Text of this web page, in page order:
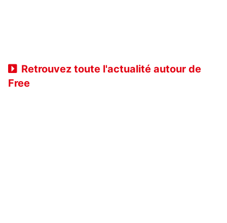
Retrouvez toute l'actualité autour de
Free